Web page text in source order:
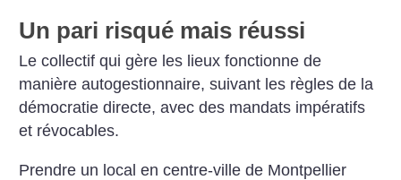
Un pari risqué mais réussi
Le collectif qui gère les lieux fonctionne de
manière autogestionnaire, suivant les règles de la
démocratie directe, avec des mandats impératifs
et révocables.
Prendre un local en centre-ville de Montpellier